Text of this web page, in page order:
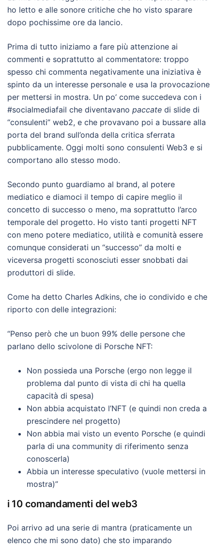
ho letto e alle sonore critiche che ho visto sparare
dopo pochissime ore da lancio.
Prima di tutto iniziamo a fare più attenzione ai
commenti e soprattutto al commentatore: troppo
spesso chi commenta negativamente una iniziativa è
spinto da un interesse personale e usa la provocazione
per mettersi in mostra. Un po’ come succedeva con i
#socialmediafail che diventavano paccate di slide di
“consulenti” web2, e che provavano poi a bussare alla
porta del brand sull’onda della critica sferrata
pubblicamente. Oggi molti sono consulenti Web3 e si
comportano allo stesso modo.
Secondo punto guardiamo al brand, al potere
mediatico e diamoci il tempo di capire meglio il
concetto di successo o meno, ma soprattutto l’arco
temporale del progetto. Ho visto tanti progetti NFT
con meno potere mediatico, utilità e comunità essere
comunque considerati un “successo” da molti e
viceversa progetti sconosciuti esser snobbati dai
produttori di slide.
Come ha detto Charles Adkins, che io condivido e che
riporto con delle integrazioni:
“Penso però che un buon 99% delle persone che
parlano dello scivolone di Porsche NFT:
Non possieda una Porsche (ergo non legge il
problema dal punto di vista di chi ha quella
capacità di spesa)
Non abbia acquistato l’NFT (e quindi non creda a
prescindere nel progetto)
Non abbia mai visto un evento Porsche (e quindi
parla di una community di riferimento senza
conoscerla)
Abbia un interesse speculativo (vuole mettersi in
mostra)”
i 10 comandamenti del web3
Poi arrivo ad una serie di mantra (praticamente un
elenco che mi sono dato) che sto imparando